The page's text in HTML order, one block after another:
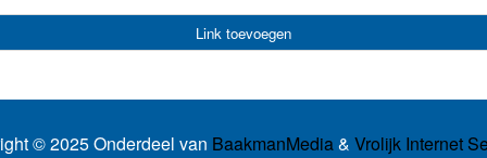
Link toevoegen
© 2025 Onderdeel van BaakmanMedia& Vrolijk Internet